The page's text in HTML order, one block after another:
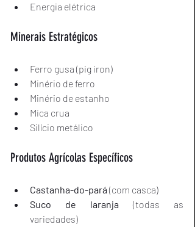
Energia elétrica
Minerais Estratégicos
Ferro gusa (pig iron)
Minério de ferro
Minério de estanho
Mica crua
Silício metálico
Produtos Agrícolas Específicos
Castanha-do-pará (com casca)
Suco de laranja (todas as
variedades)